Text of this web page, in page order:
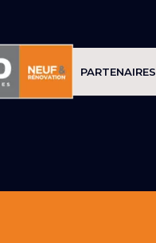
CONSEILS PARTENAIRES